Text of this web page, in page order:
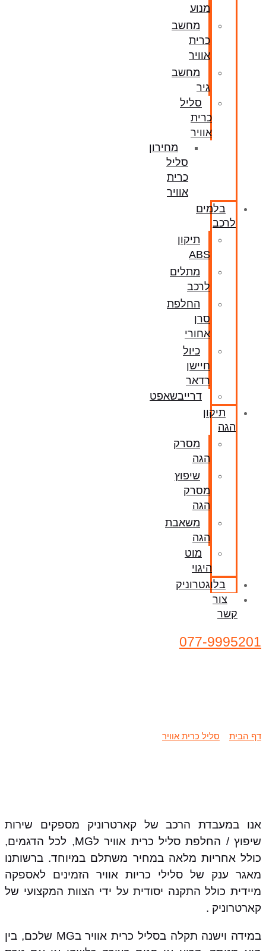
מנוע
מחשב
כרית
אוויר
מחשב
גיר
סליל
כרית
אוויר
מחירון
סליל
כרית
אוויר
בלמים
לרכב
תיקון
ABS
מתלים
לרכב
החלפת
סרן
אחורי
כיול
חיישן
רדאר
דרייבשאפט
תיקון
הגה
מסרק
הגה
שיפוץ
מסרק
הגה
משאבת
הגה
מוט
היגוי
בלוגטרוניק
צור
קשר
077-9995201
דף הבית סליל כרית אוויר
אנו במעבדת הרכב של קארטרוניק מספקים שירות
שיפוץ / החלפת סליל כרית אוויר לMG, לכל הדגמים,
כולל אחריות מלאה במחיר משתלם במיוחד. ברשותנו
מאגר ענק של סלילי כריות אוויר הזמינים לאספקה
מיידית כולל התקנה יסודית על ידי הצוות המקצועי של
קארטרוניק .
במידה וישנה תקלה בסליל כרית אוויר בMG שלכם, בין